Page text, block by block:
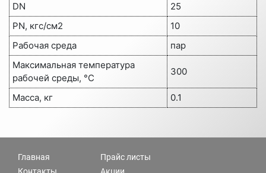
DN
25
PN, кгс/см2
10
Рабочая среда
пар
Максимальная температура
рабочей среды, °C
300
Масса, кг 0.1
Главная
Прайс листы